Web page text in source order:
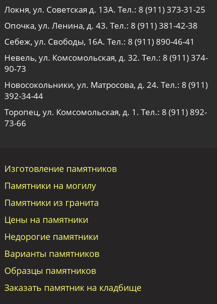
Локня, ул. Советская д. 13А. Тел.: 8 (911) 373-31-25
Опочка, ул. Ленина, д. 43. Тел.: 8 (911) 381-42-38
Себеж, ул. Свободы, 16А. Тел.: 8 (911) 890-46-41
Невель, ул. Комсомольская, д. 32. Тел.: 8 (911) 374-
90-73
Новосокольники, ул. Матросова, д. 24. Тел.: 8 (911)
392-34-44
Торопец, ул. Комсомольская, д. 1. Тел.: 8 (911) 892-
73-66
Изготовление памятников
Памятники на могилу
Памятники из гранита
Цены на памятники
Недорогие памятники
Варианты памятников
Образцы памятников
Заказать памятник на кладбище